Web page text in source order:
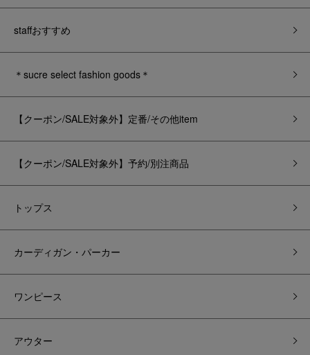
staffおすすめ
＊sucre select fashion goods＊
【クーポン/SALE対象外】定番/その他item
【クーポン/SALE対象外】予約/別注商品
トップス
カーディガン・パーカー
ワンピース
アウター